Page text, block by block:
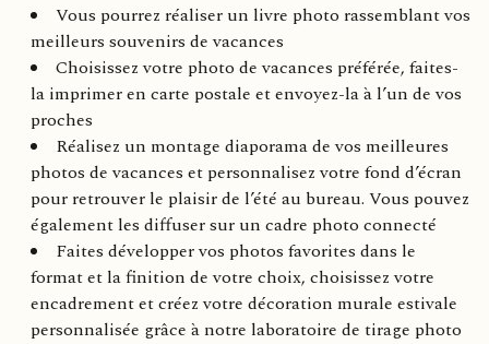
Vous pourrez réaliser un livre photo rassemblant vos
meilleurs souvenirs de vacances
Choisissez votre photo de vacances préférée, faites-
la imprimer en carte postale et envoyez-la à l’un de vos
proches
Réalisez un montage diaporama de vos meilleures
photos de vacances et personnalisez votre fond d’écran
pour retrouver le plaisir de l’été au bureau. Vous pouvez
également les diffuser sur un cadre photo connecté
Faites développer vos photos favorites dans le
format et la finition de votre choix, choisissez votre
encadrement et créez votre décoration murale estivale
personnalisée grâce à notre laboratoire de tirage photo